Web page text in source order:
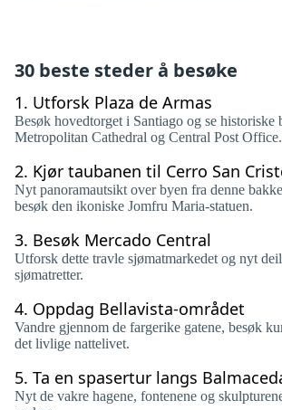
30 beste steder å besøke
1. Utforsk Plaza de Armas
Besøk hovedtorget i Santiago og se historiske
Metropolitan Cathedral og Central Post Office.
2. Kjør taubanen til Cerro San
Nyt panoramautsikt over byen fra denne
besøk den ikoniske Jomfru Maria-statuen.
3. Besøk Mercado Central
Utforsk dette travle sjømatmarkedet og nyt
sjømatretter.
4. Oppdag Bellavista-området
Vandre gjennom de fargerike gatene, besøk
det livlige nattelivet.
5. Ta en spasertur langs
Nyt de vakre hagene, fontenene og